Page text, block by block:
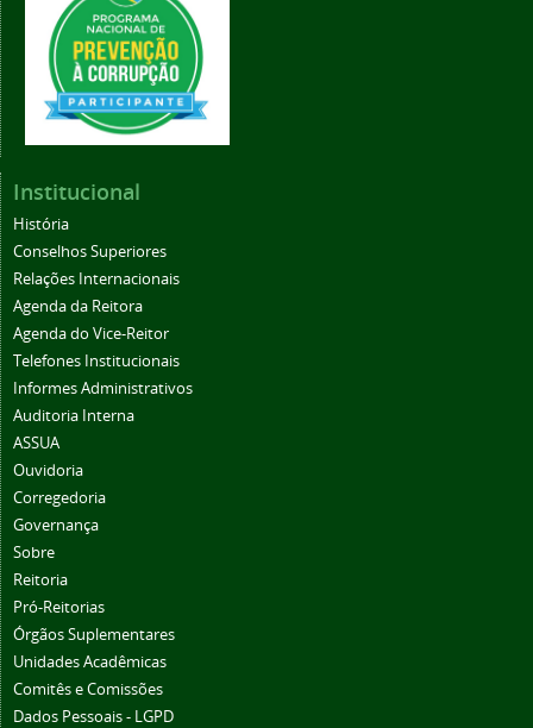
Institucional
História
Conselhos Superiores
Relações Internacionais
Agenda da Reitora
Agenda do Vice-Reitor
Telefones Institucionais
Informes Administrativos
Auditoria Interna
ASSUA
Ouvidoria
Corregedoria
Governança
Sobre
Reitoria
Pró-Reitorias
Órgãos Suplementares
Unidades Acadêmicas
Comitês e Comissões
Dados Pessoais - LGPD